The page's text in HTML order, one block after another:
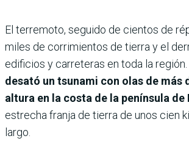
El terremoto, seguido de cientos de
miles de corrimientos de tierra y el
edificios y carreteras en toda la región.
desató un tsunami con olas de más
altura en la costa de la península de
estrecha franja de tierra de unos cien
largo.